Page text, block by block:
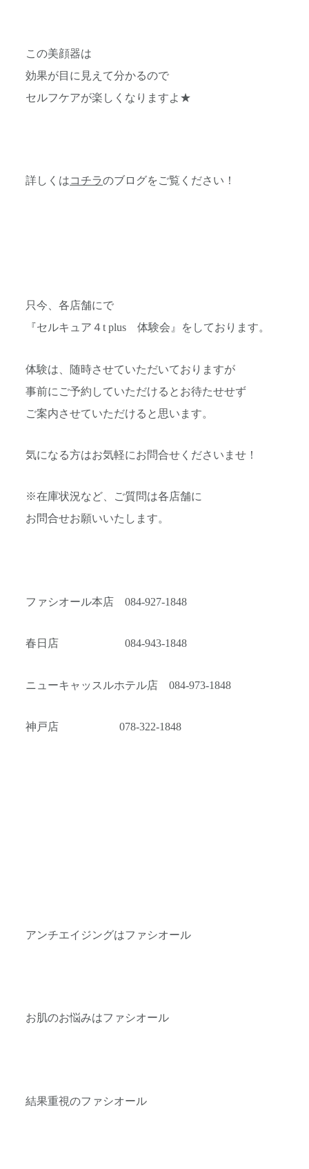
この美顔器は
効果が目に見えて分かるので
セルフケアが楽しくなりますよ★
詳しくはコチラのブログをご覧ください！
只今、各店舗にで
『セルキュア４t plus 体験会』をしております。
体験は、随時させていただいておりますが
事前にご予約していただけるとお待たせせず
ご案内させていただけると思います。
気になる方はお気軽にお問合せくださいませ！
※在庫状況など、ご質問は各店舗に
お問合せお願いいたします。
ファシオール本店 084-927-1848
春日店 084-943-1848
ニューキャッスルホテル店 084-973-1848
神戸店 078-322-1848
アンチエイジングはファシオール
お肌のお悩みはファシオール
結果重視のファシオール